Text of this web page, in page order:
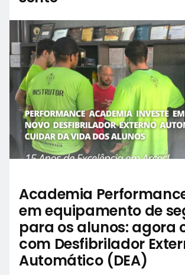
Academia
em equipamento de
para os alunos: agora
com Desfibrilador
Automático (DEA)